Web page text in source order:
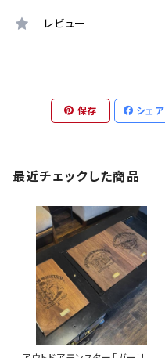
レビュー
保存 シェア
最近チェックした商品